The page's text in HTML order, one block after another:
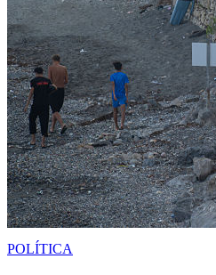
POLÍTICA